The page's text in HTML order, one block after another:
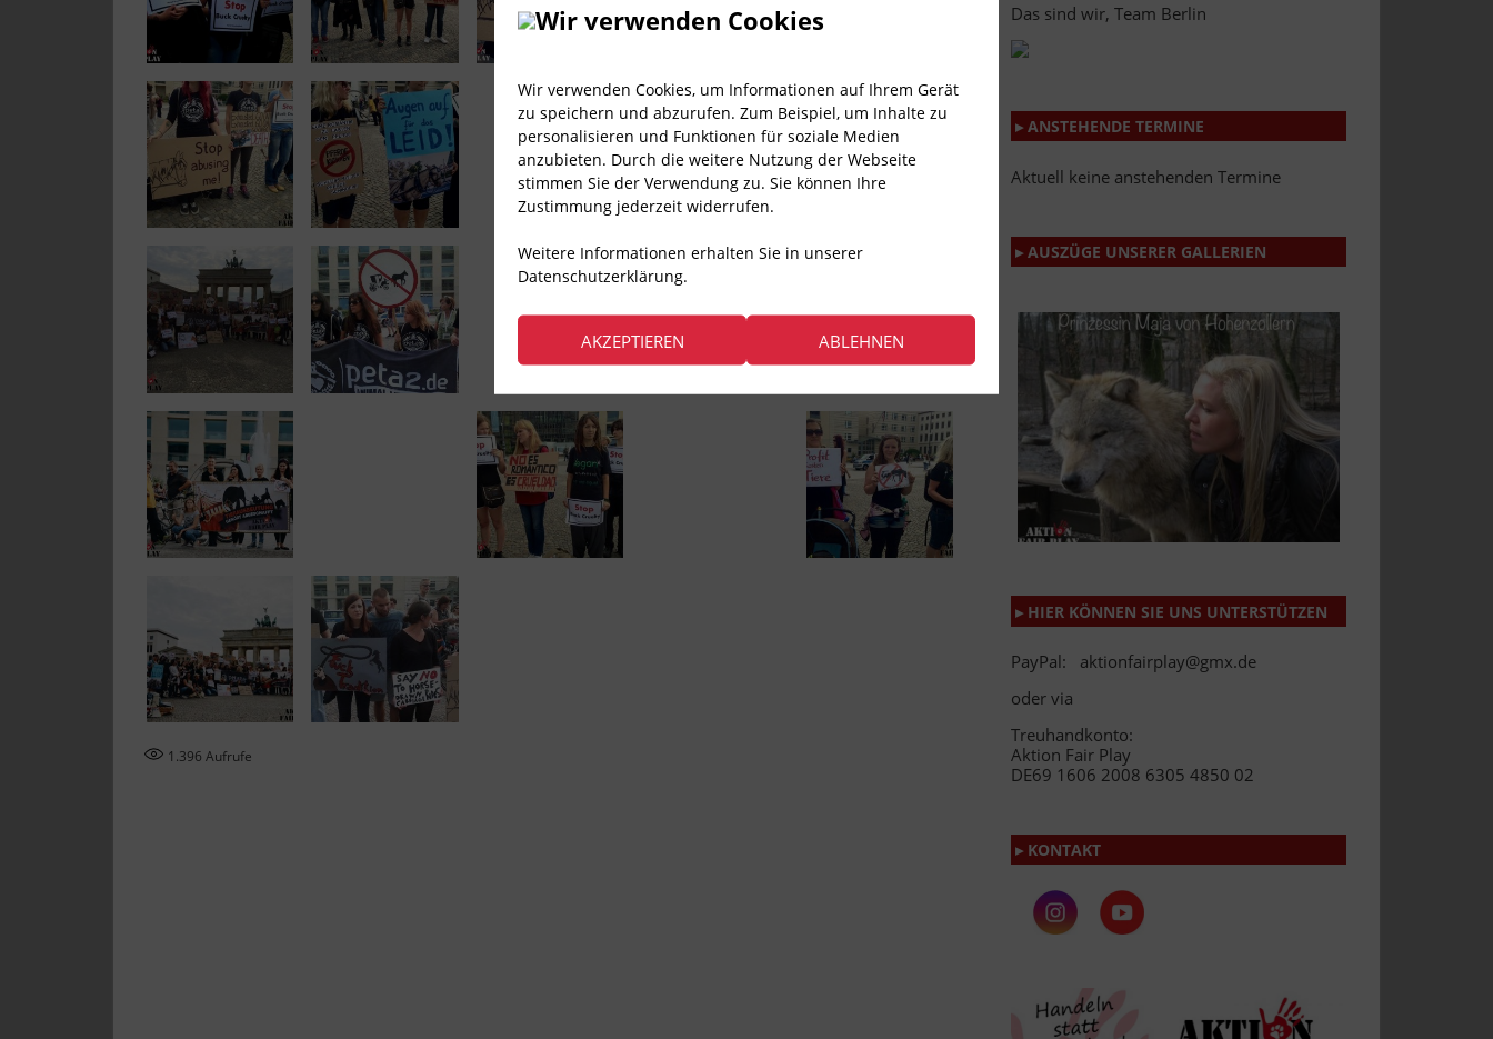
Wir verwenden Cookies
Wir verwenden Cookies, um Informationen auf Ihrem Gerät
zu speichern und abzurufen. Zum Beispiel, um Inhalte zu
personalisieren und Funktionen für soziale Medien
anzubieten. Durch die weitere Nutzung der Webseite
stimmen Sie der Verwendung zu. Sie können Ihre
Zustimmung jederzeit widerrufen.
Weitere Informationen erhalten Sie in unserer
Datenschutzerklärung.
AKZEPTIEREN ABLEHNEN
1.396 Aufrufe
Das sind wir, Team Berlin
▸ ANSTEHENDE TERMINE
Aktuell keine anstehenden Termine
▸ AUSZÜGE UNSERER GALLERIEN
▸ HIER KÖNNEN SIE UNS UNTERSTÜTZEN
PayPal: aktionfairplay@gmx.de
oder via
Treuhandkonto:
Aktion Fair Play
DE69 1606 2008 6305 4850 02
▸ KONTAKT